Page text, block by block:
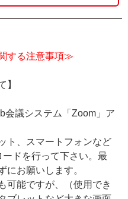
する注意事項≫
】
議システム「Zoom」ア
ト、スマートフォンなど
ドを行って下さい。最
にお願いします。
可能ですが、（使用でき